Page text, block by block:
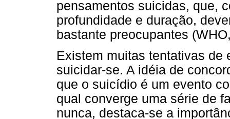
pensamentos suicidas, que,
profundidade e duração,
bastante preocupantes
Existem muitas tentativas de
suicidar-se. A idéia de
que o suicídio é um evento
qual converge uma série de
nunca, destaca-se a